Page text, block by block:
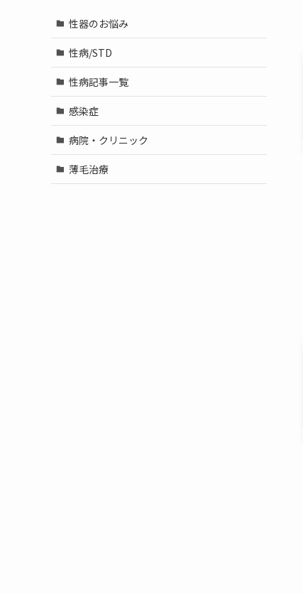
性器のお悩み
性病/STD
性病記事一覧
感染症
病院・クリニック
薄毛治療